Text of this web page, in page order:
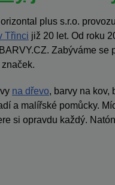
plus s.r.o.
Třinci již 20 let. Od roku
Zabýváme se
na dřevo, barvy na kov,
a malířské pomůcky.
si opravdu každý.